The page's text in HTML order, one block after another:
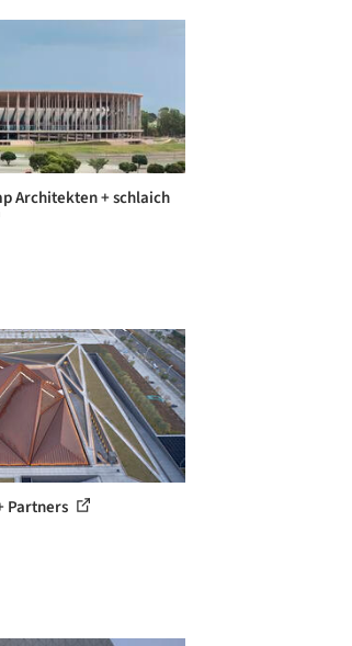
Architekten + schlaich
Partners